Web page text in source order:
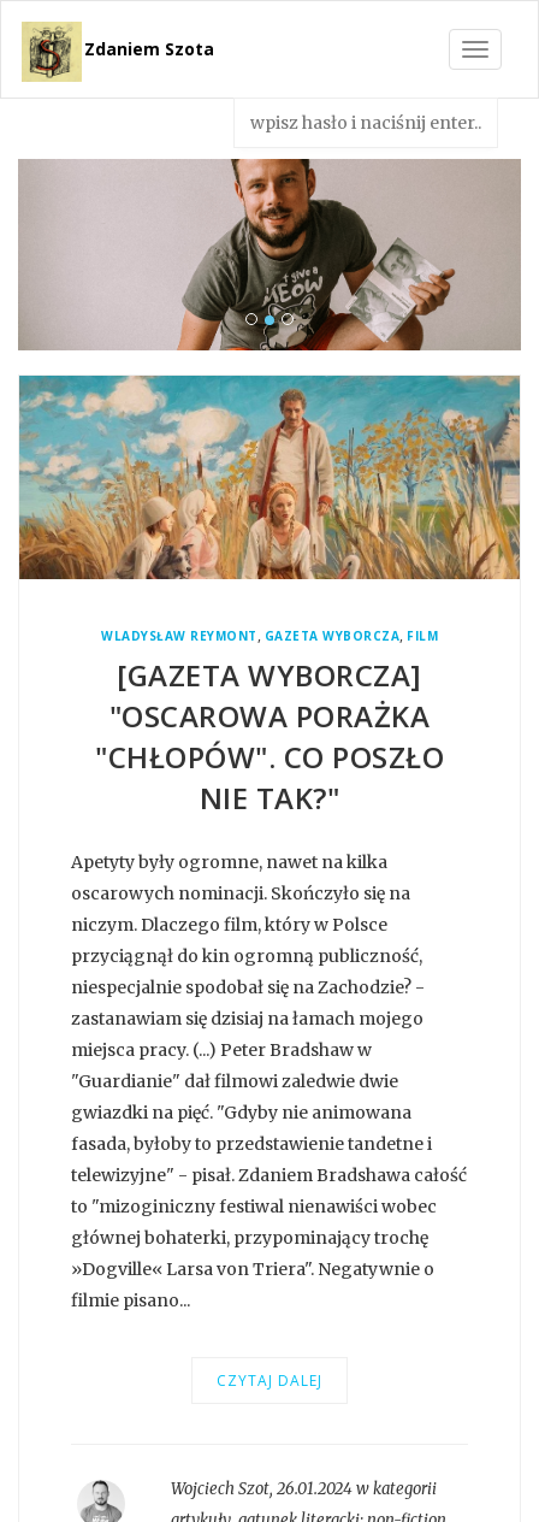
Toggle
Zdaniem Szota
WLADYSŁAW REYMONT , GAZETA WYBORCZA, FILM
[GAZETA WYBORCZA]
"OSCAROWA PORAŻKA
"CHŁOPÓW". CO POSZŁO
NIE TAK?"
Apetyty były ogromne, nawet na kilka
oscarowych nominacji. Skończyło się na
niczym. Dlaczego film, który w Polsce
przyciągnął do kin ogromną publiczność,
niespecjalnie spodobał się na Zachodzie? -
zastanawiam się dzisiaj na łamach mojego
miejsca pracy. (...) Peter Bradshaw w
"Guardianie" dał filmowi zaledwie dwie
gwiazdki na pięć. "Gdyby nie animowana
fasada, byłoby to przedstawienie tandetne i
telewizyjne" - pisał. Zdaniem Bradshawa całość
to "mizoginiczny festiwal nienawiści wobec
głównej bohaterki, przypominający trochę
»Dogville« Larsa von Triera". Negatywnie o
filmie pisano...
CZYTAJ DALEJ
Wojciech Szot, 26.01.2024 w kategorii